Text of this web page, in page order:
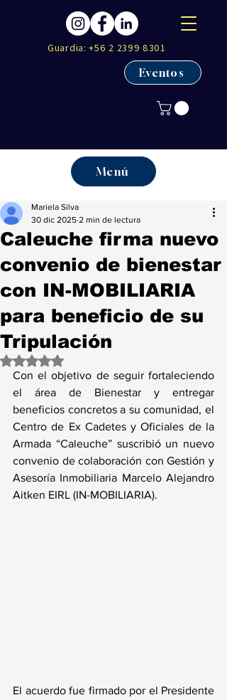
Guardia:+56 2 2399 8301
Eventos
Menú
Caleuche firma nuevo
convenio de bienestar
con IN-MOBILIARIA
para beneficio de su
Tripulación
Mariela Silva
30 dic 2025 2 min de lectura
Obtuvo NaN de 5 estrellas.
Con el objetivo de seguir fortaleciendo
el área de Bienestar y entregar
beneficios concretos a su comunidad, el
Centro de Ex Cadetes y Oficiales de la
Armada “Caleuche” suscribió un nuevo
convenio de colaboración con Gestión y
Asesoría Inmobiliaria Marcelo Alejandro
Aitken EIRL (IN-MOBILIARIA).
El acuerdo fue firmado por el Presidente